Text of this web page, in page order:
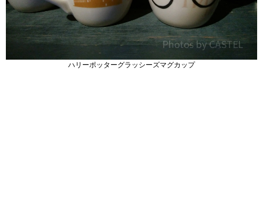
ハリーポッターグラッシーズマグカップ